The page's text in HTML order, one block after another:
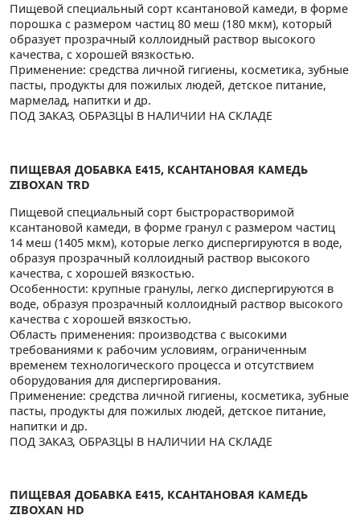
Пищевой специальный сорт ксантановой камеди, в форме
порошка с размером частиц 80 меш (180 мкм), который
образует прозрачный коллоидный раствор высокого
качества, с хорошей вязкостью.
Применение: средства личной гигиены, косметика, зубные
пасты, продукты для пожилых людей, детское питание,
мармелад, напитки и др.
ПОД ЗАКАЗ, ОБРАЗЦЫ В НАЛИЧИИ НА СКЛАДЕ
ПИЩЕВАЯ ДОБАВКА E415, КСАНТАНОВАЯ КАМЕДЬ
ZIBOXAN TRD
Пищевой специальный сорт быстрорастворимой
ксантановой камеди, в форме гранул с размером частиц
14 меш (1405 мкм), которые легко диспергируются в воде,
образуя прозрачный коллоидный раствор высокого
качества, с хорошей вязкостью.
Особенности: крупные гранулы, легко диспергируются в
воде, образуя прозрачный коллоидный раствор высокого
качества с хорошей вязкостью.
Область применения: производства с высокими
требованиями к рабочим условиям, ограниченным
временем технологического процесса и отсутствием
оборудования для диспергирования.
Применение: средства личной гигиены, косметика, зубные
пасты, продукты для пожилых людей, детское питание,
напитки и др.
ПОД ЗАКАЗ, ОБРАЗЦЫ В НАЛИЧИИ НА СКЛАДЕ
ПИЩЕВАЯ ДОБАВКА E415, КСАНТАНОВАЯ КАМЕДЬ
ZIBOXAN HD